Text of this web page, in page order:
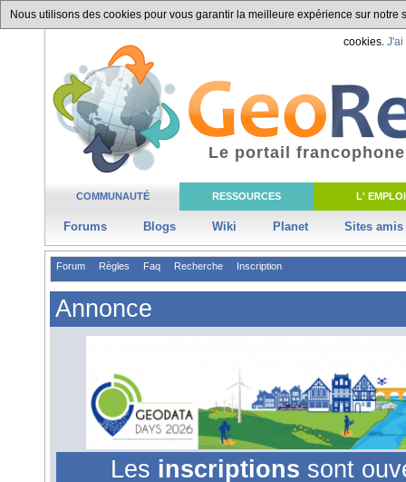
Nous utilisons des cookies pour vous garantir la meilleure expérience sur
cookies. J'ai
COMMUNAUTÉ RESSOURCES L' EMPLOI
Forums Blogs Wiki Planet Sites amis
Le portail
Forum Règles Faq Recherche Inscription
Annonce
Les inscriptions sont